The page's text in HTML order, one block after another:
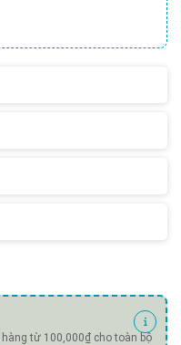
hàng từ 100,000₫ cho toàn bộ